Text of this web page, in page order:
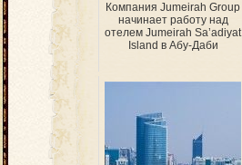
Компания Jumeirah Group
начинает работу над
отелем Jumeirah Sa’adiyat
Island в Абу-Даби